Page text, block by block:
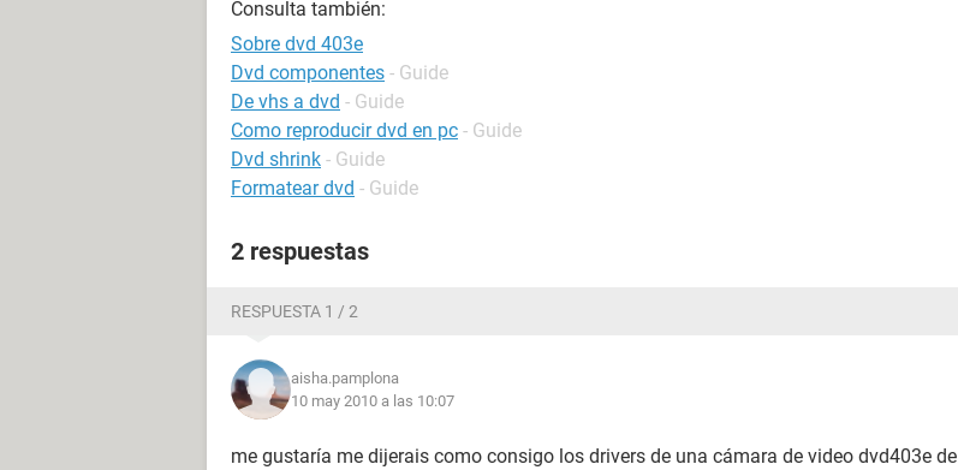
Consulta también:
Sobre dvd 403e
Dvd componentes - Guide
De vhs a dvd - Guide
Como reproducir dvd en pc - Guide
Dvd shrink - Guide
Formatear dvd - Guide
2 respuestas
RESPUESTA 1 / 2
aisha.pamplona
10 may 2010 a las 10:07
me gustaría me dijerais como consigo los drivers de una cámara de video dvd403e de